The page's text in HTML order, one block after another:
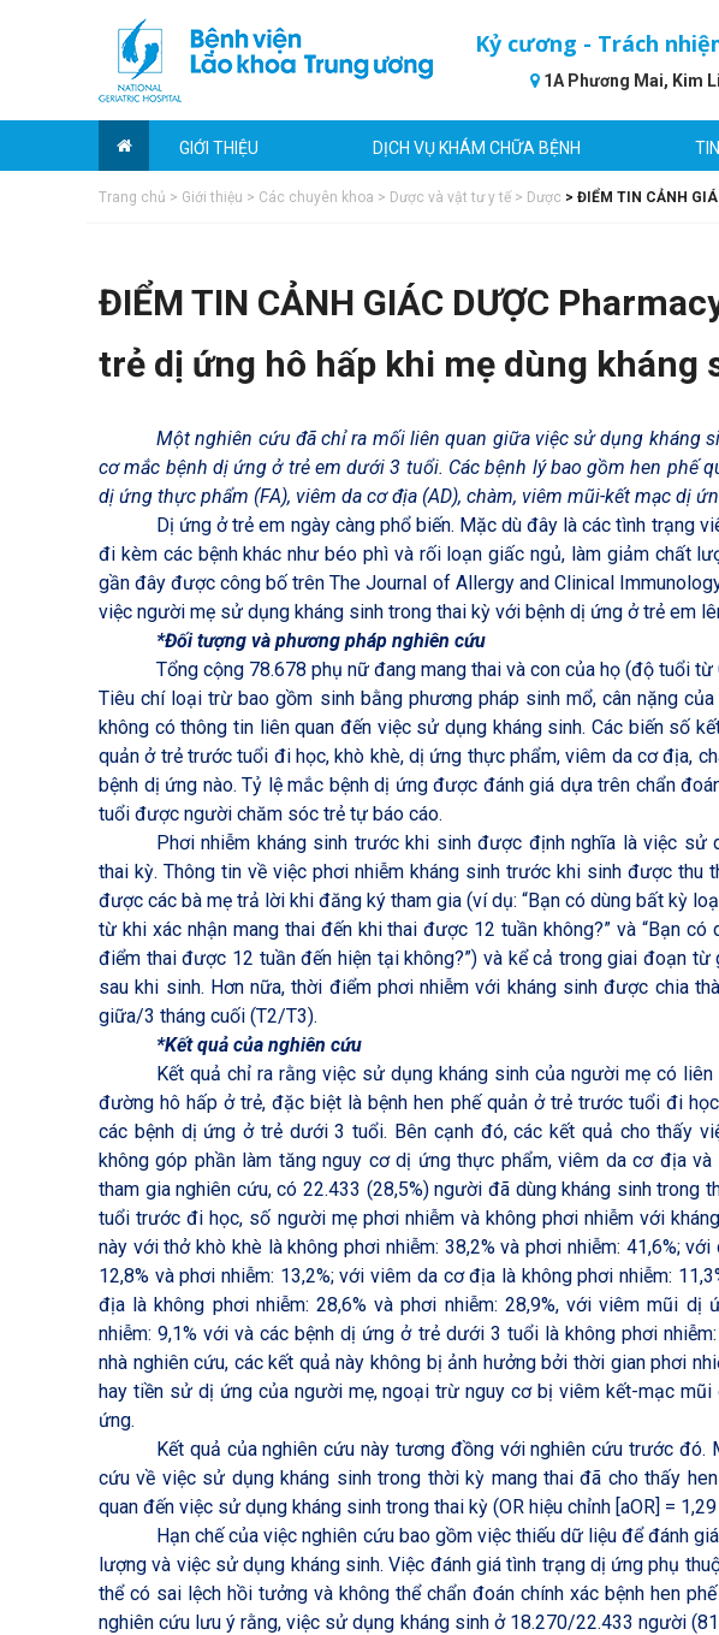
Kỷ cương - Trách
1A Phương Mai, Kim
GIỚI THIỆU DỊCH VỤ KHÁM CHỮA BỆNH
Trang chủ > Giới thiệu > Các chuyên khoa > Dược và vật tư y tế > Dược > ĐIỂM TIN CẢNH
ĐIỂM TIN CẢNH GIÁC DƯỢC
trẻ dị ứng hô hấp khi mẹ dùng kháng
Một nghiên cứu đã chỉ ra mối liên quan giữa việc sử dụng kháng
cơ mắc bệnh dị ứng ở trẻ em dưới 3 tuổi. Các bệnh lý bao gồm hen phế
dị ứng thực phẩm (FA), viêm da cơ địa (AD), chàm, viêm mũi-kết mạc dị
Dị ứng ở trẻ em ngày càng phổ biến. Mặc dù đây là các tình trạng
đi kèm các bệnh khác như béo phì và rối loạn giấc ngủ, làm giảm chất
gần đây được công bố trên The Journal of Allergy and Clinical
việc người mẹ sử dụng kháng sinh trong thai kỳ với bệnh dị ứng ở trẻ em
*Đối tượng và phương pháp nghiên cứu
Tổng cộng 78.678 phụ nữ đang mang thai và con của họ (độ tuổi
Tiêu chí loại trừ bao gồm sinh bằng phương pháp sinh mổ, cân nặng
không có thông tin liên quan đến việc sử dụng kháng sinh. Các biến số
quản ở trẻ trước tuổi đi học, khò khè, dị ứng thực phẩm, viêm da cơ địa,
bệnh dị ứng nào. Tỷ lệ mắc bệnh dị ứng được đánh giá dựa trên chẩn
tuổi được người chăm sóc trẻ tự báo cáo.
Phơi nhiễm kháng sinh trước khi sinh được định nghĩa là việc sử
thai kỳ. Thông tin về việc phơi nhiễm kháng sinh trước khi sinh được thu
được các bà mẹ trả lời khi đăng ký tham gia (ví dụ: “Bạn có dùng bất kỳ
từ khi xác nhận mang thai đến khi thai được 12 tuần không?” và “Bạn
điểm thai được 12 tuần đến hiện tại không?”) và kể cả trong giai đoạn
sau khi sinh. Hơn nữa, thời điểm phơi nhiễm với kháng sinh được chia
giữa/3 tháng cuối (T2/T3).
*Kết quả của nghiên cứu
Kết quả chỉ ra rằng việc sử dụng kháng sinh của người mẹ có
đường hô hấp ở trẻ, đặc biệt là bệnh hen phế quản ở trẻ trước tuổi đi
các bệnh dị ứng ở trẻ dưới 3 tuổi. Bên cạnh đó, các kết quả cho thấy
không góp phần làm tăng nguy cơ dị ứng thực phẩm, viêm da cơ địa
tham gia nghiên cứu, có 22.433 (28,5%) người đã dùng kháng sinh trong
tuổi trước đi học, số người mẹ phơi nhiễm và không phơi nhiễm với
này với thở khò khè là không phơi nhiễm: 38,2% và phơi nhiễm: 41,6%;
12,8% và phơi nhiễm: 13,2%; với viêm da cơ địa là không phơi nhiễm:
địa là không phơi nhiễm: 28,6% và phơi nhiễm: 28,9%, với viêm mũi dị
nhiễm: 9,1% với và các bệnh dị ứng ở trẻ dưới 3 tuổi là không phơi
nhà nghiên cứu, các kết quả này không bị ảnh hưởng bởi thời gian phơi
hay tiền sử dị ứng của người mẹ, ngoại trừ nguy cơ bị viêm kết-mạc
ứng.
Kết quả của nghiên cứu này tương đồng với nghiên cứu trước đó.
cứu về việc sử dụng kháng sinh trong thời kỳ mang thai đã cho thấy
quan đến việc sử dụng kháng sinh trong thai kỳ (OR hiệu chỉnh [aOR] =
Hạn chế của việc nghiên cứu bao gồm việc thiếu dữ liệu để đánh
lượng và việc sử dụng kháng sinh. Việc đánh giá tình trạng dị ứng phụ
thể có sai lệch hồi tưởng và không thể chẩn đoán chính xác bệnh hen
nghiên cứu lưu ý rằng, việc sử dụng kháng sinh ở 18.270/22.433 người